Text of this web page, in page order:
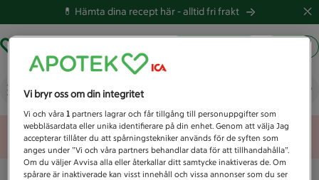
💊 Hämta dina recept här -alltid fri frakt
Vad letar du efter idag?
Unknown error
Vi bryr oss om din integritet
Vi och våra1 partners lagrar och får tillgång till personuppgifter som
webbläsardata eller unika identifierare på din enhet. Genom att välja Jag
accepterar tillåter du att spårningstekniker används för de syften som
anges under ”Vi och våra partners behandlar data för att tillhandahålla”.
Om du väljer Avvisa alla eller återkallar ditt samtycke inaktiveras de. Om
spårare är inaktiverade kan visst innehåll och vissa annonser som du ser